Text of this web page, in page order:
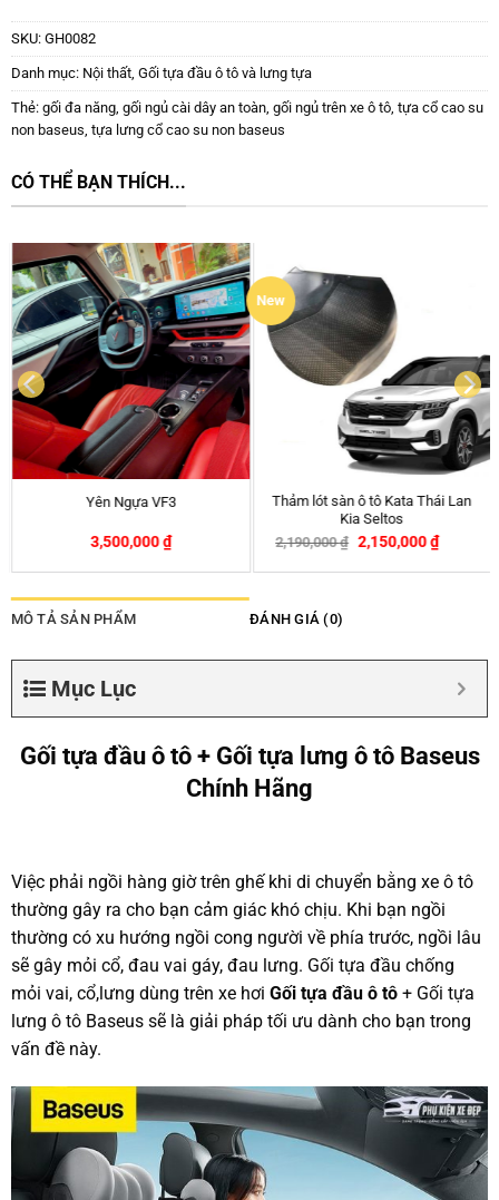
SKU: GH0082
Danh mục: Nội thất, Gối tựa đầu ô tô và lưng tựa
Thẻ: gối đa năng, gối ngủ cài dây an toàn, gối ngủ trên xe ô tô, tựa cổ cao su
non baseus tựa lưng cổ cao su non baseus
CÓ THỂ BẠN THÍCH...
Thảm chống nóng taplo cho xe
260,000₫ – 350,000
Thảm chống nóng taplo cho xe
Toyota Hilux
260,000 ₫ – 350,000
MÔ TẢ SẢN PHẨM ĐÁNH GIÁ (0)
Mục Lục
Gối tựa đầu ô tô + Gối tựa lưng ô tô Baseus
Chính Hãng
Việc phải ngồi hàng giờ trên ghế khi di chuyển bằng xe ô tô
thường gây ra cho bạn cảm giác khó chịu. Khi bạn ngồi
thường có xu hướng ngồi cong người về phía trước, ngồi lâu
sẽ gây mỏi cổ, đau vai gáy, đau lưng. Gối tựa đầu chống
mỏi vai, cổ,lưng dùng trên xe hơi Gối tựa đầu ô tô+ Gối tựa
lưng ô tô Baseus sẽ là giải pháp tối ưu dành cho bạn trong
vấn đề này.